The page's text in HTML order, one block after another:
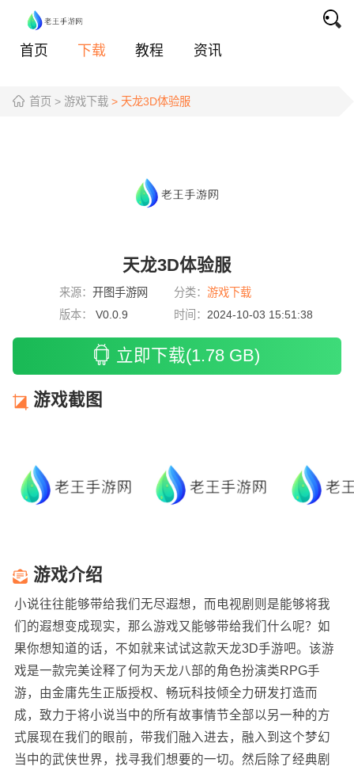
首页 下载 教程 资讯
首页 > 游戏下载 > 天龙3D体验服
天龙3D体验服
来源：开图手游网 分类： 游戏下载
版本：
V0.0.9 时间： 2024-10-03 15:51:38
立即下载(1.78 GB)
游戏截图
游戏介绍
小说往往能够带给我们无尽遐想，而电视剧则是能够将我
们的遐想变成现实，那么游戏又能够带给我们什么呢？如
果你想知道的话，不如就来试试这款天龙3D手游吧。该游
戏是一款完美诠释了何为天龙八部的角色扮演类RPG手
游，由金庸先生正版授权、畅玩科技倾全力研发打造而
成，致力于将小说当中的所有故事情节全部以另一种的方
式展现在我们的眼前，带我们融入进去，融入到这个梦幻
当中的武侠世界，找寻我们想要的一切。然后除了经典剧